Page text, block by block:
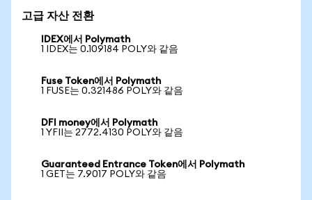
고급 자산 전환
IDEX에서 Polymath
1 IDEX는 0.109184 POLY와 같음
Fuse Token에서 Polymath
1 FUSE는 0.321486 POLY와 같음
DFI money에서 Polymath
1 YFII는 2772.4130 POLY와 같음
Guaranteed Entrance Token에서 Polymath
1 GET는 7.9017 POLY와 같음